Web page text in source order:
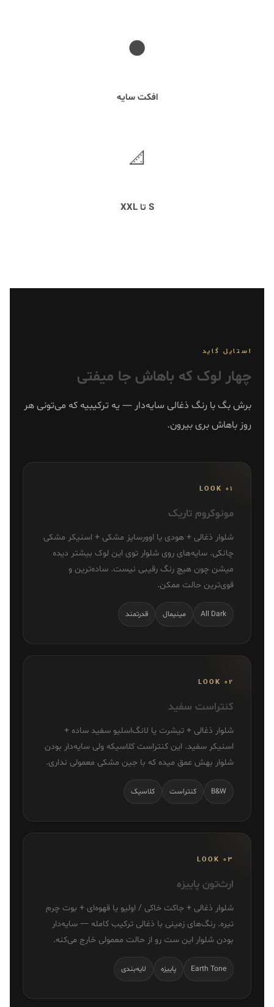
🌑
افکت سایه
📐
S تا XXL
استایل گاید
چهار لوک که باهاش جا میفتی
برش بگ با رنگ ذغالی سایه‌دار — یه ترکیبیه که می‌تونی هر
روز باهاش بری بیرون.
LOOK 01
مونوکروم تاریک
شلوار ذغالی + هودی یا اوورسایز مشکی + اسنیکر مشکی
چانکی. سایه‌های روی شلوار توی این لوک بیشتر دیده
میشن چون هیچ رنگ رقیبی نیست. ساده‌ترین و
قوی‌ترین حالت ممکن.
All Dark مینیمال قدرتمند
LOOK 02
کنتراست سفید
شلوار ذغالی + تیشرت یا لانگ‌اسلیو سفید ساده +
اسنیکر سفید. این کنتراست کلاسیکه ولی سایه‌دار بودن
شلوار بهش عمق میده که با جین مشکی معمولی نداری.
B&W کنتراست کلاسیک
LOOK 03
ارث‌تون پاییزه
شلوار ذغالی + جاکت خاکی / اولیو یا قهوه‌ای + بوت چرم
تیره. رنگ‌های زمینی با ذغالی ترکیب کامله — سایه‌دار
بودن شلوار این ست رو از حالت معمولی خارج می‌کنه.
Earth Tone پاییزه لایه‌بندی